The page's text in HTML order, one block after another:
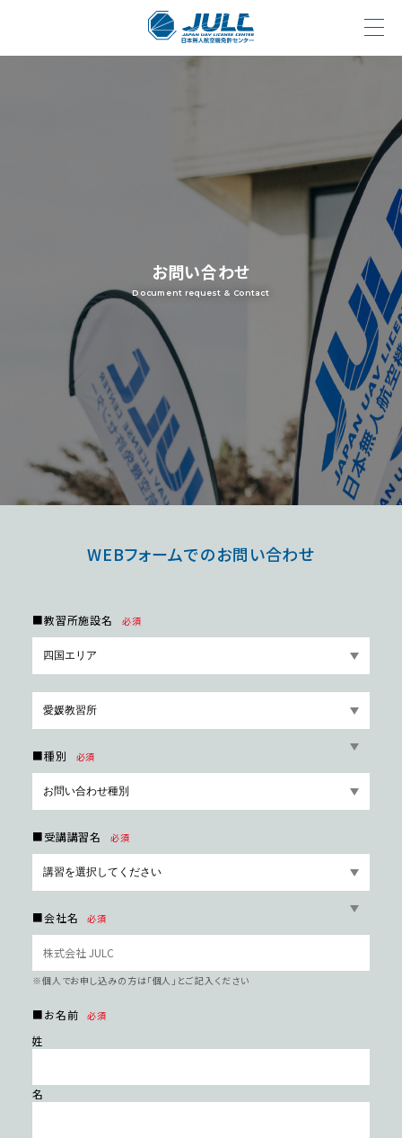
お問い合わせ
Document request & Contact
WEBフォームでのお問い合わせ
■教習所施設名 必須
■種別 必須
■受講講習名 必須
■会社名 必須
※個⼈でお申し込みの⽅は「個⼈」とご記⼊ください
■お名前 必須
姓
名